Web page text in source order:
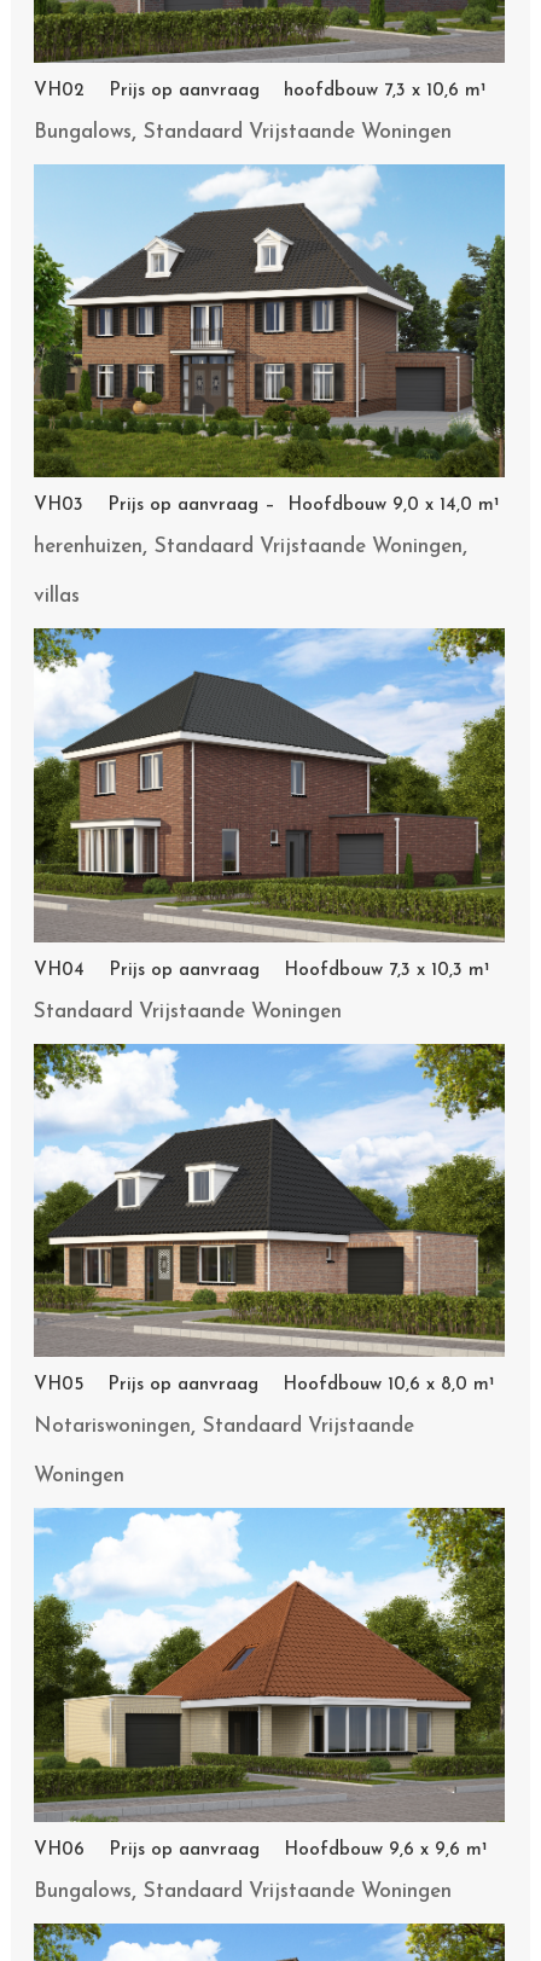
VH02 Prijs op aanvraag hoofdbouw 7,3 x 10,6 m¹
Bungalows,Standaard Vrijstaande Woningen
VH03 Prijs op aanvraag – Hoofdbouw 9,0 x 14,0 m¹
herenhuizen,Standaard Vrijstaande Woningen,
villas
VH04 Prijs op aanvraag Hoofdbouw 7,3 x 10,3 m¹
Standaard Vrijstaande Woningen
VH05 Prijs op aanvraag Hoofdbouw 10,6 x 8,0 m¹
Notariswoningen,Standaard Vrijstaande
Woningen
VH06 Prijs op aanvraag Hoofdbouw 9,6 x 9,6 m¹
Bungalows,Standaard Vrijstaande Woningen